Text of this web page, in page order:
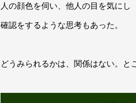
人の顔色を伺い、他人の目を気にし
確認をするような思考もあった。
どうみられるかは、関係はない。 と